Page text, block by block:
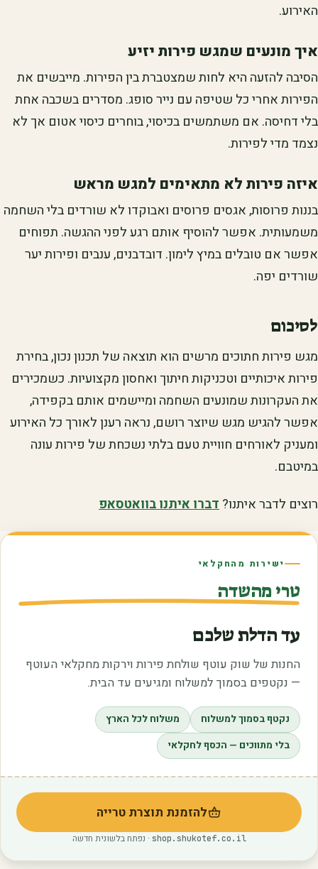
האירוע.
איך מונעים שמגש פירות יזיע
הסיבה להזעה היא לחות שמצטברת בין הפירות. מייבשים את
הפירות אחרי כל שטיפה עם נייר סופג. מסדרים בשכבה אחת
בלי דחיסה. אם משתמשים בכיסוי, בוחרים כיסוי אטום אך לא
נצמד מדי לפירות.
איזה פירות לא מתאימים למגש מראש
בננות פרוסות, אגסים פרוסים ואבוקדו לא שורדים בלי השחמה
משמעותית. אפשר להוסיף אותם רגע לפני ההגשה. תפוחים
אפשר אם טובלים במיץ לימון. דובדבנים, ענבים ופירות יער
שורדים יפה.
לסיכום
מגש פירות חתוכים מרשים הוא תוצאה של תכנון נכון, בחירת
פירות איכותיים וטכניקות חיתוך ואחסון מקצועיות. כשמכירים
את העקרונות שמונעים השחמה ומיישמים אותם בקפידה,
אפשר להגיש מגש שיוצר רושם, נראה רענן לאורך כל האירוע
ומעניק לאורחים חוויית טעם בלתי נשכחת של פירות עונה
במיטבם.
רוצים לדבר איתנו?דברו איתנו בוואטסאפ
ישירות מהחקלאי
טרי מהשדה
עד הדלת שלכם
החנות של שוק עוטף שולחת פירות וירקות מחקלאי העוטף
— נקטפים בסמוך למשלוח ומגיעים עד הבית.
נקטף בסמוך למשלוח
משלוח לכל הארץ
בלי מתווכים — הכסף לחקלאי
להזמנת תוצרת טרייה
(נפתח בלשונית חדשה)
shop.shukotef.co.il · נפתח בלשונית חדשה